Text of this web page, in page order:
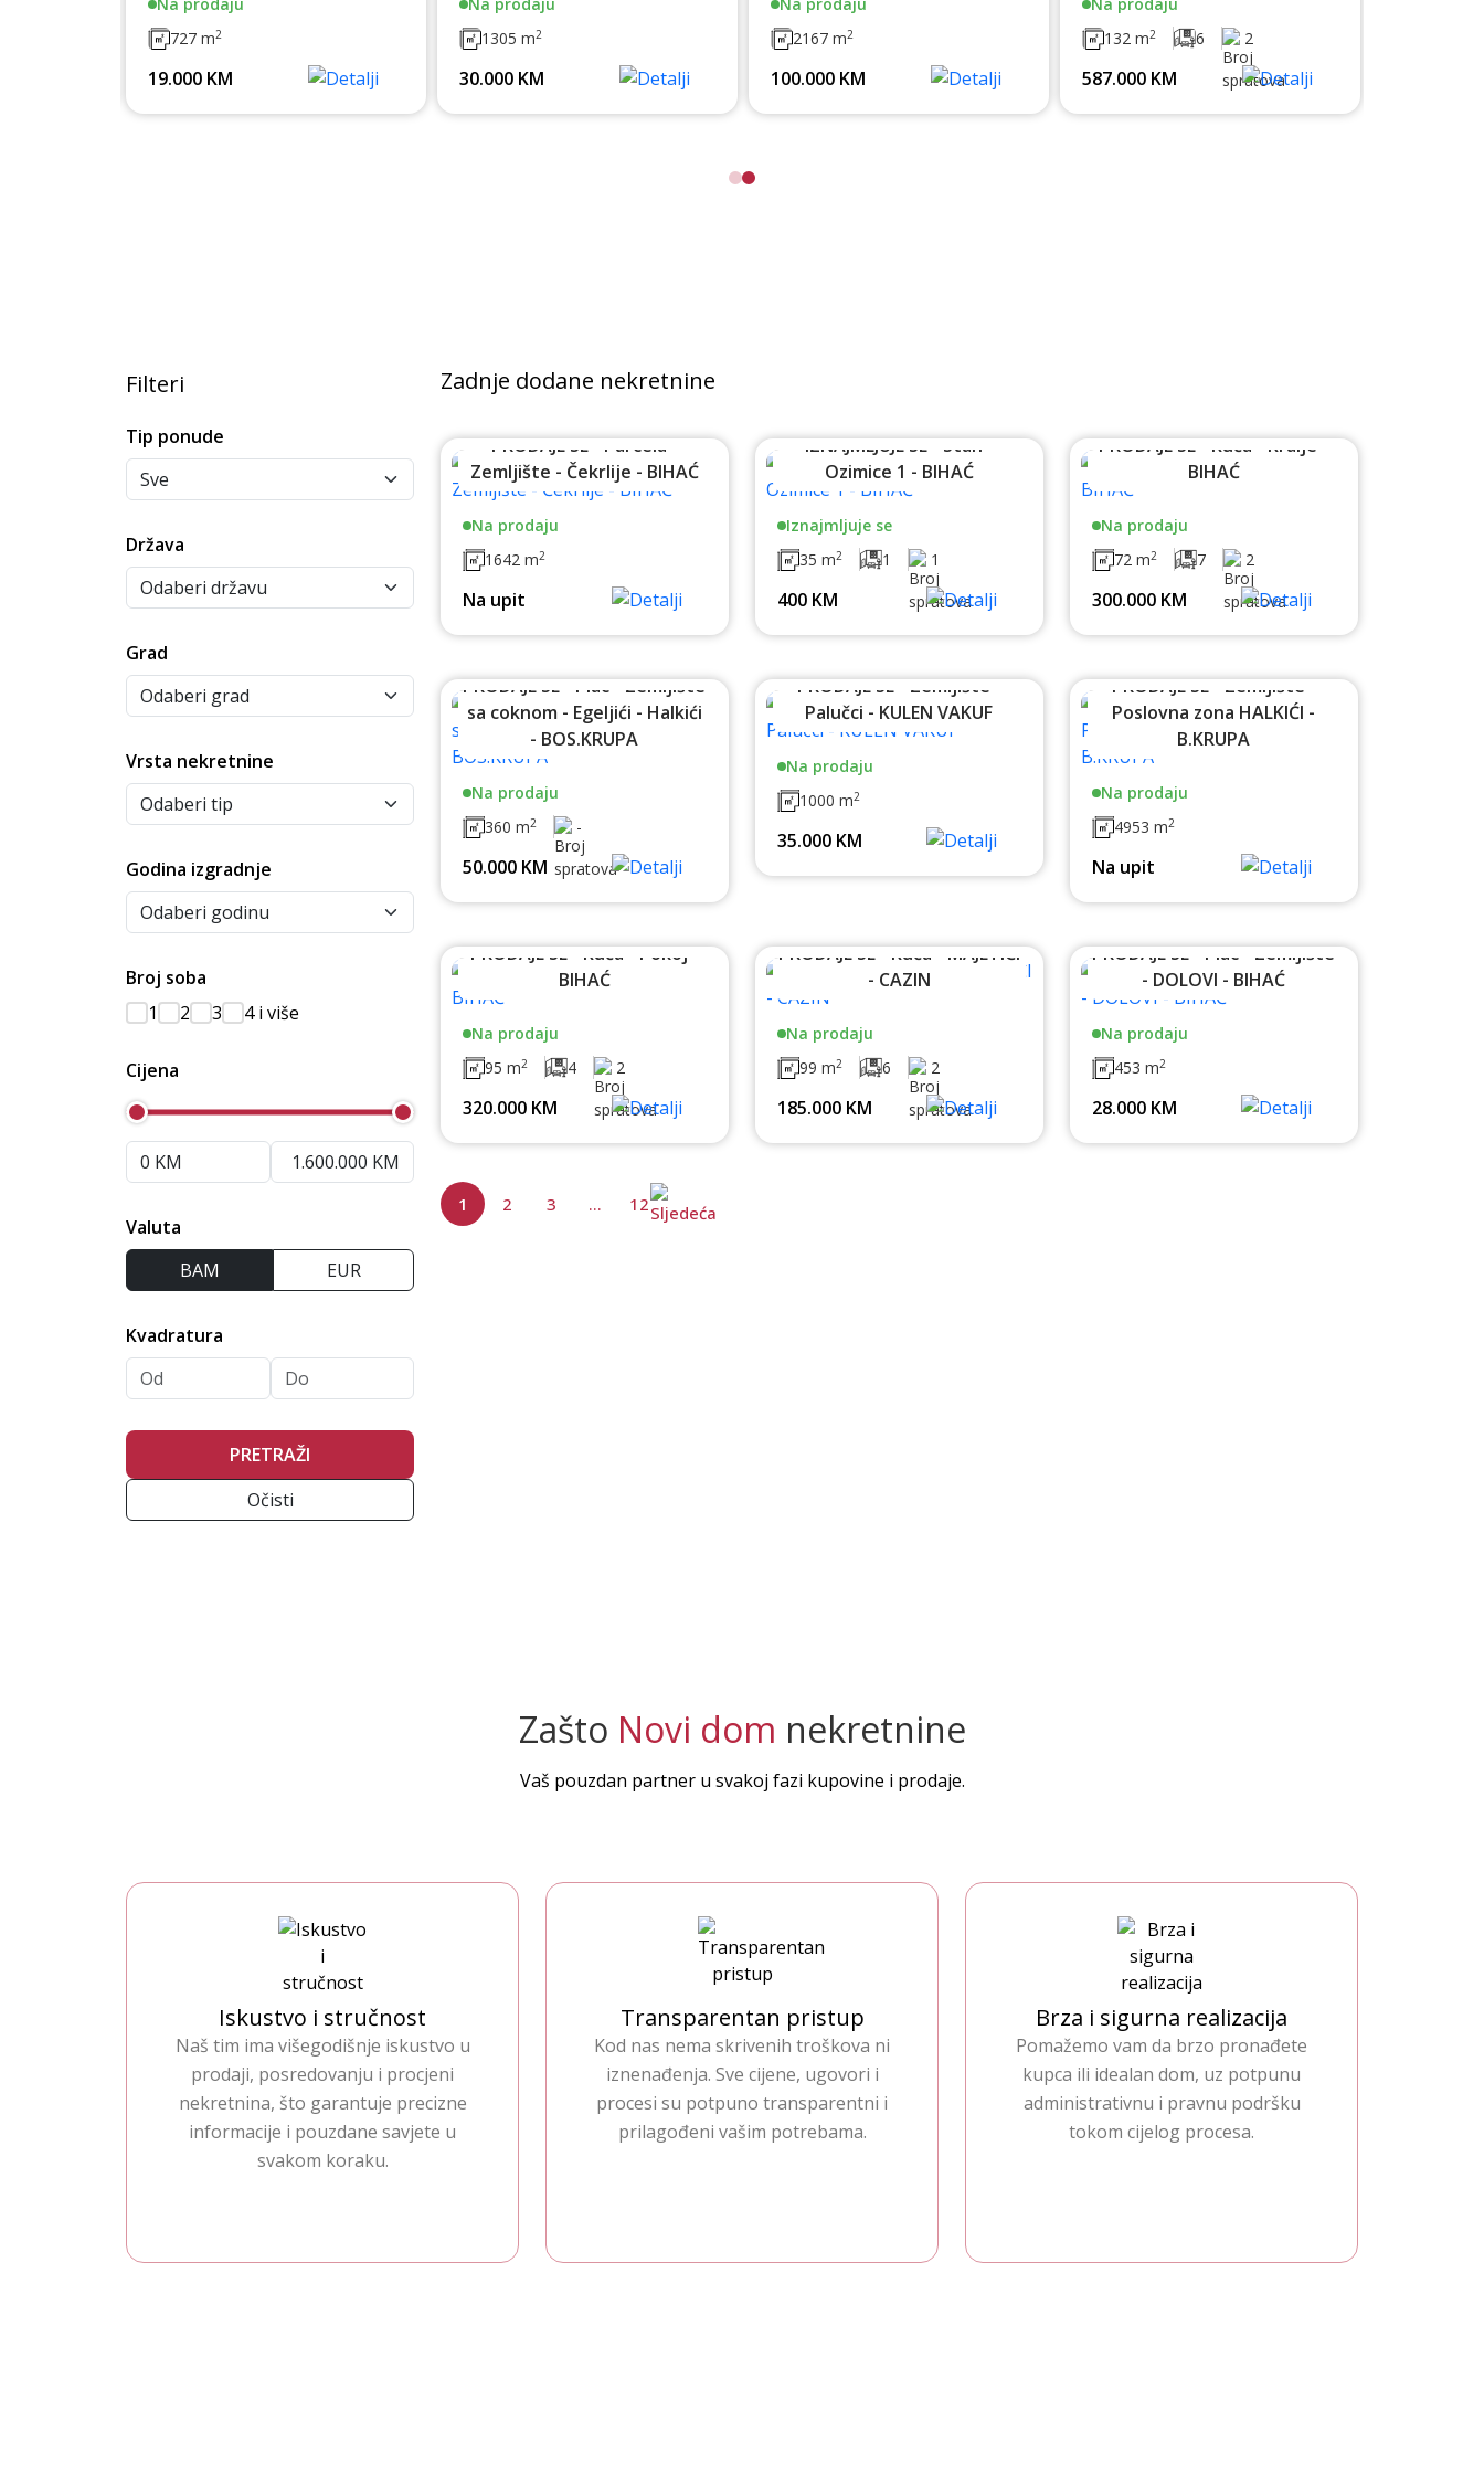
727 m2
19.000 KM
1305 m2
30.000 KM
2167 m2
100.000 KM
132 m2 6 2
587.000 KM
Filteri
Tip ponude
Država
Grad
Vrsta nekretnine
Godina izgradnje
Broj soba
1
2 3 4 i više
Cijena
Valuta
BAM
EUR
Kvadratura
PRETRAŽI
Očisti
Zadnje dodane nekretnine
PRODAJE SE - Parcela -
Zemljište - Čekrlije - BIHAĆ
Na prodaju
1642 m2
Na upit
IZNAJMLJUJE SE - Stan -
Ozimice 1 - BIHAĆ
Iznajmljuje se
35 m2 1 1
400 KM
PRODAJE SE - Kuća - Kralje -
BIHAĆ
Na prodaju
72 m2 7 2
300.000 KM
PRODAJE SE - Plac - Zemljište
sa coknom - Egeljići - Halkići
- BOS.KRUPA
Na prodaju
360 m2 -
50.000 KM
PRODAJE SE - Zemljište -
Palučci - KULEN VAKUF
Na prodaju
1000 m2
35.000 KM
PRODAJE SE - Zemljište -
Poslovna zona HALKIĆI -
B.KRUPA
Na prodaju
4953 m2
Na upit
PRODAJE SE - Kuća - Pokoj -
BIHAĆ
Na prodaju
95 m2 4 2
320.000 KM
PRODAJE SE - Kuća - MAJETIĆI
- CAZIN
Na prodaju
99 m2 6 2
185.000 KM
PRODAJE SE - Plac - Zemljište
- DOLOVI - BIHAĆ
Na prodaju
453 m2
28.000 KM
1 2 3 ... 12
Zašto Novi dom nekretnine
Vaš pouzdan partner u svakoj fazi kupovine i prodaje.
Iskustvo i stručnost
Naš tim ima višegodišnje iskustvo u
prodaji, posredovanju i procjeni
nekretnina, što garantuje precizne
informacije i pouzdane savjete u
svakom koraku.
Transparentan pristup
Kod nas nema skrivenih troškova ni
iznenađenja. Sve cijene, ugovori i
procesi su potpuno transparentni i
prilagođeni vašim potrebama.
Brza i sigurna realizacija
Pomažemo vam da brzo pronađete
kupca ili idealan dom, uz potpunu
administrativnu i pravnu podršku
tokom cijelog procesa.